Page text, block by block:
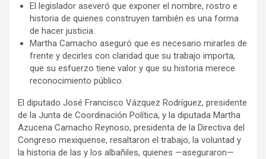
El legislador aseveró que exponer el nombre, rostro e
historia de quienes construyen también es una forma
de hacer justicia.
Martha Camacho aseguró que es necesario mirarles de
frente y decirles con claridad que su trabajo importa,
que su esfuerzo tiene valor y que su historia merece
reconocimiento público.
El diputado José Francisco Vázquez Rodríguez, presidente
de la Junta de Coordinación Política, y la diputada Martha
Azucena Camacho Reynoso, presidenta de la Directiva del
Congreso mexiquense, resaltaron el trabajo, la voluntad y
la historia de las y los albañiles, quienes —aseguraron—